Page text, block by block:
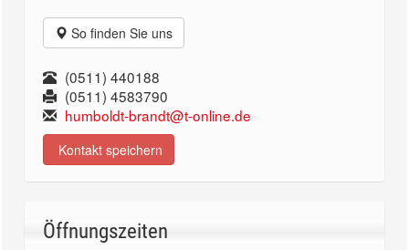
So finden Sie uns
(0511) 440188
(0511) 4583790
humboldt-brandt@t-online.de
Kontakt speichern
Öffnungszeiten